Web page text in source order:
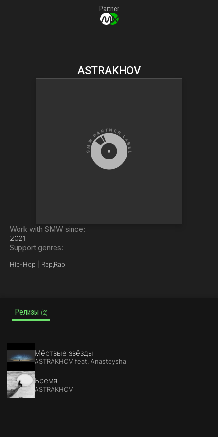
Partner
ASTRAKHOV
Work with SMW since:
2021
Support genres:
Hip-Hop | Rap, Rap
Релизы (2)
Мёртвые звёзды
ASTRAKHOV feat. Anasteysha
Бремя
ASTRAKHOV